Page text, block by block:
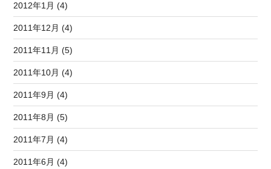
2012年1月 (4)
2011年12月 (4)
2011年11月 (5)
2011年10月 (4)
2011年9月 (4)
2011年8月 (5)
2011年7月 (4)
2011年6月 (4)